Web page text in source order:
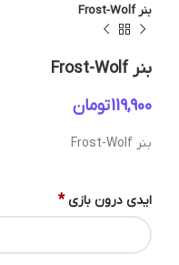
بنر Frost-Wolf
بنر Frost-Wolf
تومان
بنر Frost-Wolf
ایدی درون بازی *